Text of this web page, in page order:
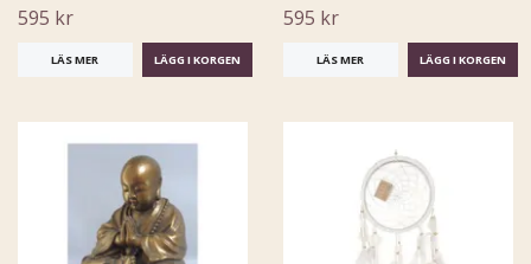
595 kr
LÄS MER
595 kr
LÄS MER